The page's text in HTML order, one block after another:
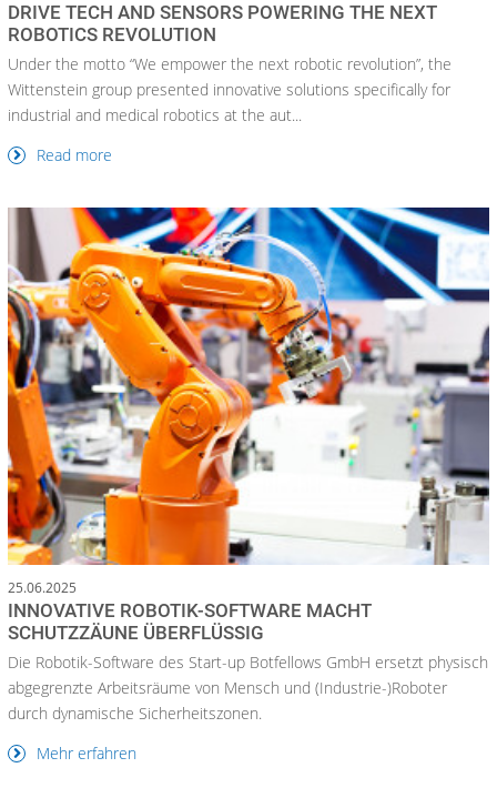
DRIVE TECH AND SENSORS POWERING THE NEXT
ROBOTICS REVOLUTION
Under the motto “We empower the next robotic revolution”, the
Wittenstein group presented innovative solutions specifically for
industrial and medical robotics at the aut...
Read more
25.06.2025
INNOVATIVE ROBOTIK-SOFTWARE MACHT
SCHUTZZÄUNE ÜBERFLÜSSIG
Die Robotik-Software des Start-up Botfellows GmbH ersetzt physisch
abgegrenzte Arbeitsräume von Mensch und (Industrie-)Roboter
durch dynamische Sicherheitszonen.
Mehr erfahren